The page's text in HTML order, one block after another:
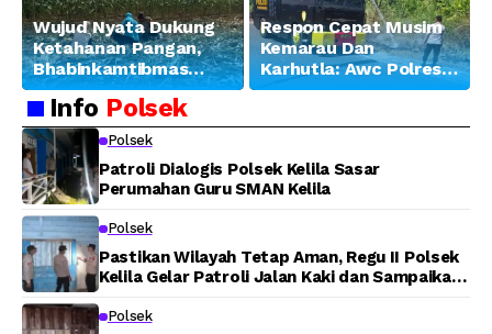
Wujud Nyata Dukung
Ketahanan Pangan,
Bhabinkamtibmas
Banjar Ausoy Turun
Langsung Bantu
Warga Panen Jagung
Respon Cepat Musim
Kemarau Dan
Karhutla: Awc Polres
Teluk Bintuni
Lahan di Jalan Poros
Info Polsek
Polsek
Patroli Dialogis Polsek Kelila Sasar
Perumahan Guru SMAN Kelila
Polsek
Pastikan Wilayah Tetap Aman, Regu II Polsek
Kelila Gelar Patroli Jalan Kaki dan Sampaikan
Polsek